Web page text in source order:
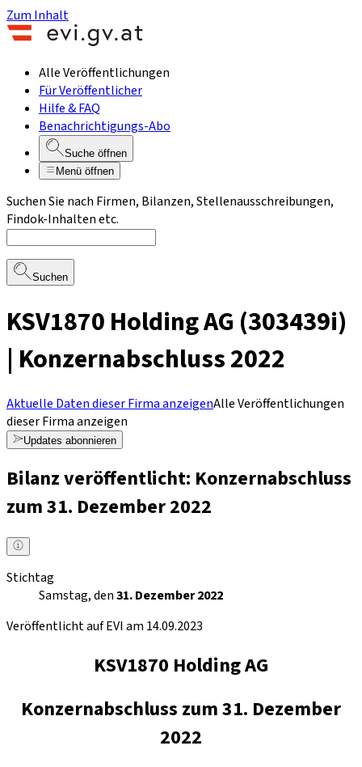
Zum Inhalt
Alle Veröffentlichungen
Für Veröffentlicher
Hilfe & FAQ
Benachrichtigungs-Abo
Suche öffnen
Menü öffnen
Suchen Sie nach Firmen, Bilanzen, Stellenausschreibungen,
Findok-Inhalten etc.
Suchen
KSV1870 Holding AG (303439i)
| Konzernabschluss 2022
Aktuelle Daten dieser Firma anzeigenAlle Veröffentlichungen
dieser Firma anzeigen
Updates abonnieren
Bilanz veröffentlicht: Konzernabschluss
zum 31. Dezember 2022
Stichtag
Samstag, den31. Dezember 2022
Veröffentlicht auf EVI am 14.09.2023
KSV1870 Holding AG
Konzernabschluss zum 31. Dezember
2022